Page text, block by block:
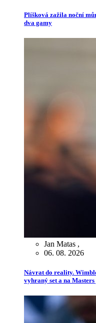
Plíšková zažila noční
dva gamy
Jan Matas ,
06. 08. 2026
Návrat do reality.
vyhraný set a na